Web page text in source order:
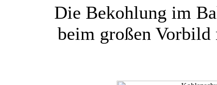
Die Bekohlung im
beim großen